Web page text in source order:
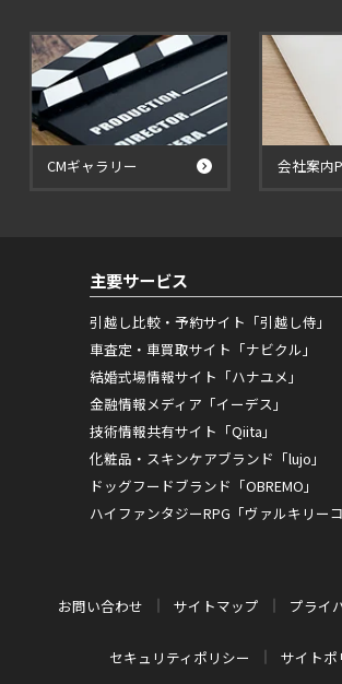
CMギャラリー 会社案内
主要サービス
引越し比較・予約サイト「引越し侍」
車査定・車買取サイト「ナビクル」
結婚式場情報サイト「ハナユメ」
金融情報メディア「イーデス」
技術情報共有サイト「Qiita」
化粧品・スキンケアブランド「lujo」
ドッグフードブランド「OBREMO」
ハイファンタジーRPG「ヴァルキリーコ
お問い合わせ サイトマップ プライ
セキュリティポリシー サイトポ